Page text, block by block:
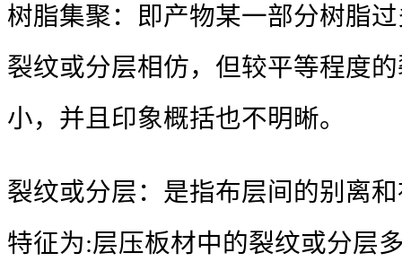
树脂集聚：即产物某一部分树脂
裂纹或分层相仿，但较平等程度
小，并且印象概括也不明晰。
裂纹或分层：是指布层间的别离
特征为:层压板材中的裂纹或分层